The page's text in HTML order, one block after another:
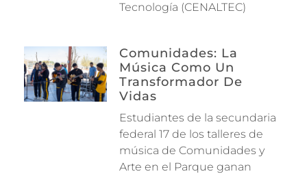
Tecnología (CENALTEC)
Comunidades: La
Música Como Un
Transformador De
Vidas
Estudiantes de la secundaria
federal 17 de los talleres de
música de Comunidades y
Arte en el Parque ganan